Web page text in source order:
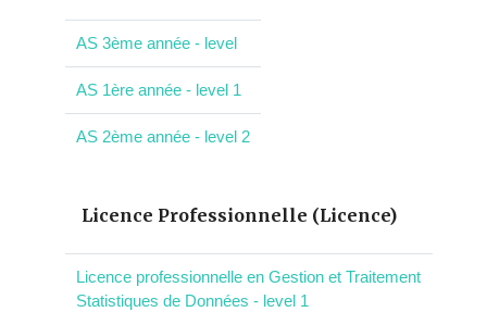
AS 3ème année - level
AS 1ère année - level 1
AS 2ème année - level 2
Licence Professionnelle (Licence)
Licence professionnelle en Gestion et Traitement
Statistiques de Données - level 1